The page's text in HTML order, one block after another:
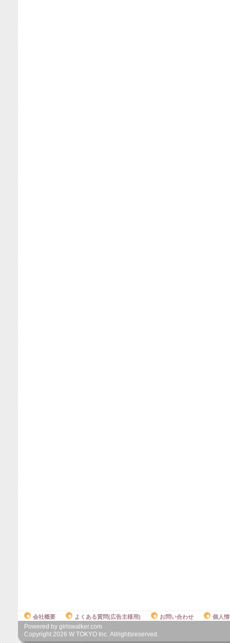
会社概要 よくある質問(広告主様用) お問い合わせ 個人
Powered by girlswalker.com
Copyright 2026 W TOKYO Inc. Allrightsreserved.